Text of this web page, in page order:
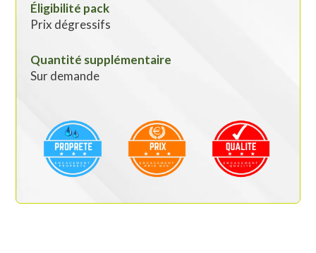
Éligibilité pack
Prix dégressifs
Quantité supplémentaire
Sur demande